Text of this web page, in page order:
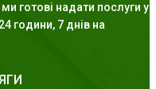
готові надати послуги у
години, 7 днів на